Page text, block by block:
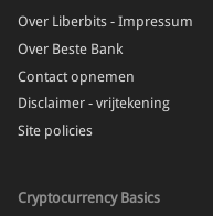
Over Liberbits - Impressum
Over Beste Bank
Contact opnemen
Disclaimer - vrijtekening
Site policies
Cryptocurrency Basics